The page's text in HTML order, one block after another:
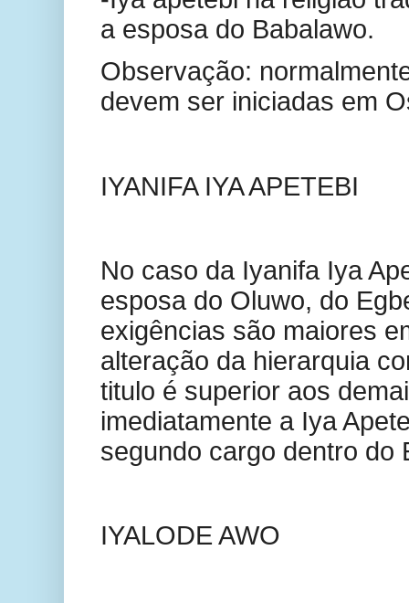
a esposa do Babalawo.
Observação:
devem ser iniciadas em
IYANIFA IYA APETEBI
No caso da Iyanifa Iya
esposa do Oluwo, do
exigências são maiores
alteração da hierarquia
titulo é superior aos
imediatamente a Iya
segundo cargo dentro do
IYALODE AWO